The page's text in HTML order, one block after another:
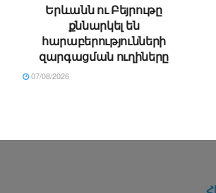
Երևանն ու Բեյրութը
քննարկել են
հարաբերությունների
զարգացման ուղիները
07/08/2026